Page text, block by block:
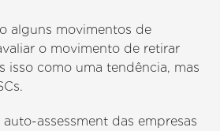
alguns movimentos de
o movimento de retirar
isso como uma tendência, mas
assessment das empresas